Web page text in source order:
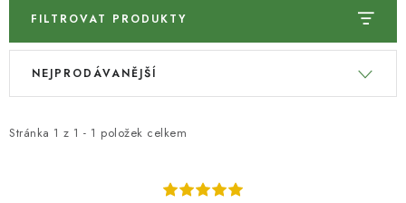
NÁSTROJE PRO FRÉZOVÁNÍ
NÁSTROJE PRO ŘEZÁNÍ KOVU
FILTROVAT PRODUKTY
V
i
Stránka 1 z 1 - 1 položek celkem
Ř
e
NEJPRODÁVANĚJŠÍ